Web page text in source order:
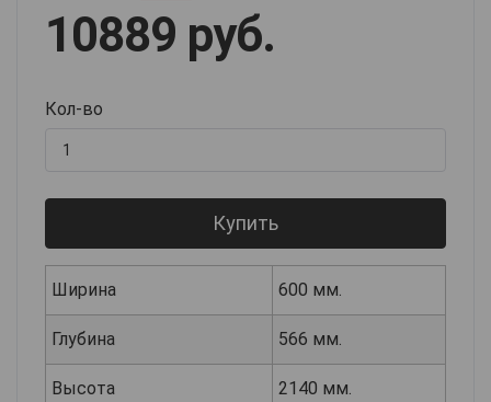
10889 руб.
Кол-во
Купить
Ширина 600 мм.
Глубина 566 мм.
Высота 2140 мм.